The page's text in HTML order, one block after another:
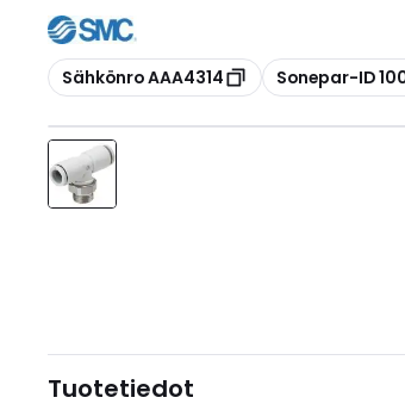
Kopioi
Sähkönro AAA4314 Kopioi
Sonepar-ID
Tuotetiedot